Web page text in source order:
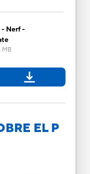
- Nerf -
MB
EL P